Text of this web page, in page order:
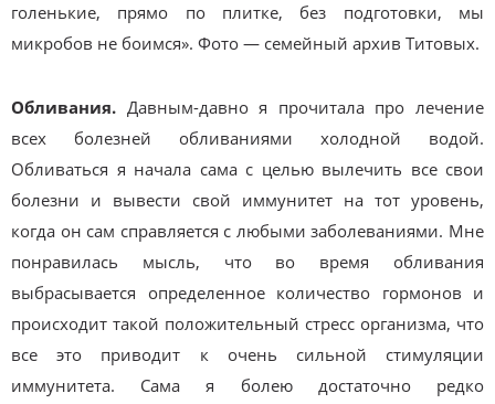
голенькие, прямо по плитке, без подготовки, мы
микробов не боимся». Фото — семейный архив Титовых.
Обливания. Давным-давно я прочитала про лечение
всех болезней обливаниями холодной водой.
Обливаться я начала сама с целью вылечить все свои
болезни и вывести свой иммунитет на тот уровень,
когда он сам справляется с любыми заболеваниями. Мне
понравилась мысль, что во время обливания
выбрасывается определенное количество гормонов и
происходит такой положительный стресс организма, что
все это приводит к очень сильной стимуляции
иммунитета. Сама я болею достаточно редко